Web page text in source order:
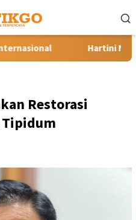
Ngadiorejo Pacu Transformasi
Restorasi
Tipidum